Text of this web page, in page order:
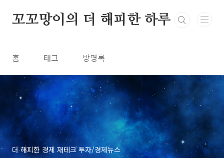
꼬꼬망이의 더 해피한 하루
홈 태그 방명록
더 해피한 경제 재테크 투자/경제뉴스